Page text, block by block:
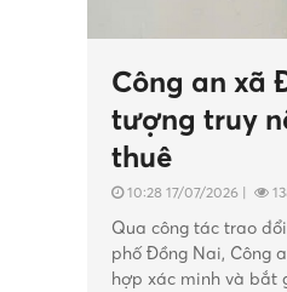
Công an xã
tượng truy
thuê
10:28 17/07/2026 |
Qua công tác trao
phố Đồng Nai, Công
hợp xác minh và bắt